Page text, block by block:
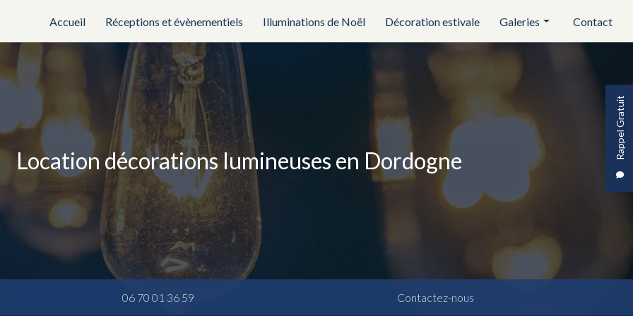
Rappel Gratuit
Accueil
Réceptions et évènementiels Illuminations de Noël Décoration estivale Galeries
Réception et évènementiel
Contact
Location décorations lumineuses en Dordogne
06 70 01 36 59 Contactez-nous